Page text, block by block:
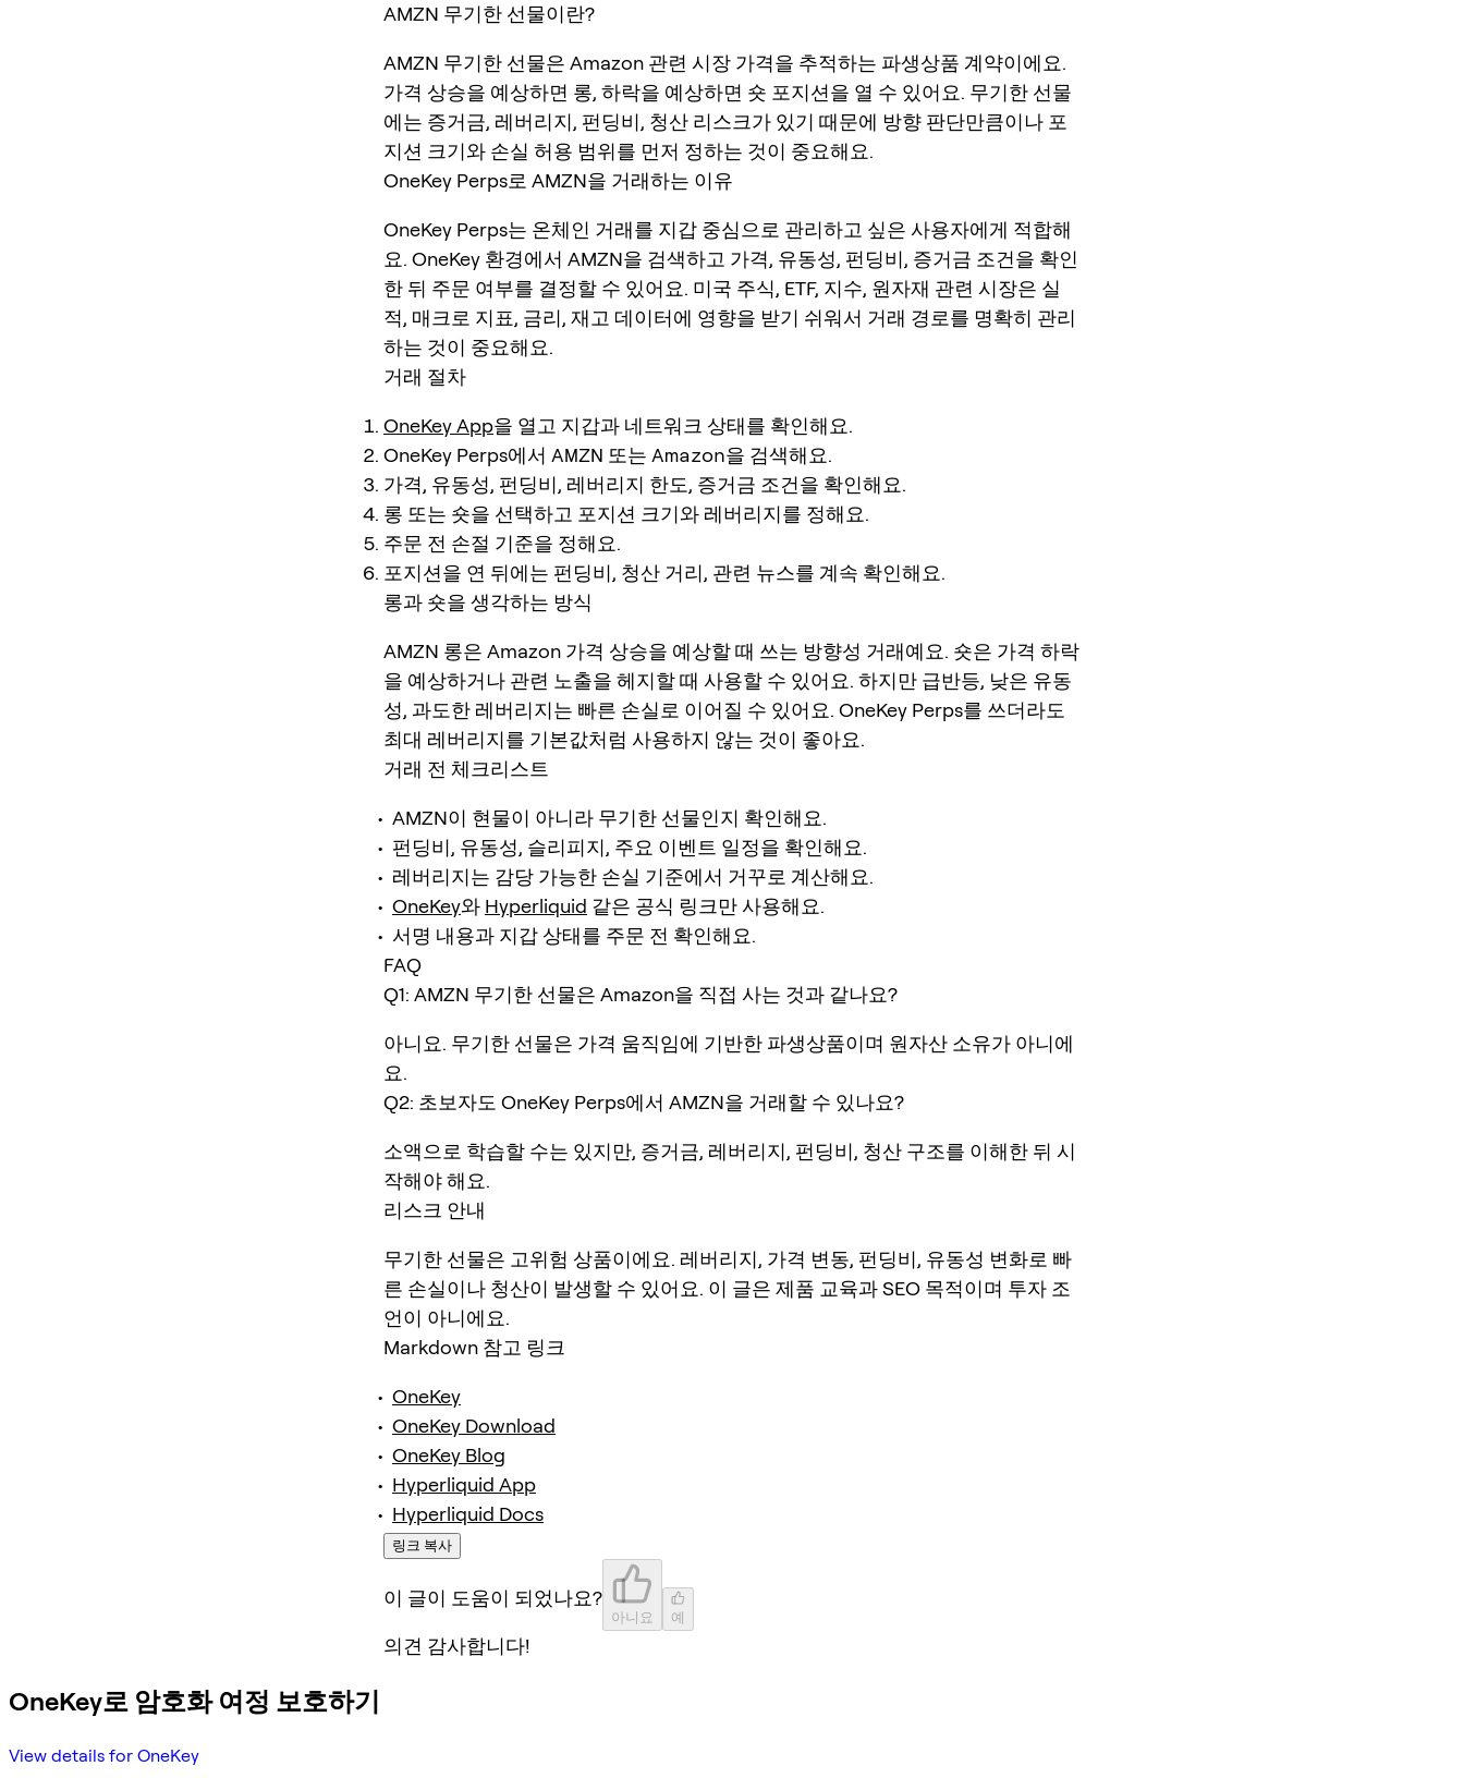
AMZN 무기한 선물이란?
AMZN 무기한 선물은 Amazon 관련 시장 가격을 추적하는 파생상품 계약이에요.
가격 상승을 예상하면 롱, 하락을 예상하면 숏 포지션을 열 수 있어요. 무기한 선물
에는 증거금, 레버리지, 펀딩비, 청산 리스크가 있기 때문에 방향 판단만큼이나 포
지션 크기와 손실 허용 범위를 먼저 정하는 것이 중요해요.
OneKey Perps로 AMZN을 거래하는 이유
OneKey Perps는 온체인 거래를 지갑 중심으로 관리하고 싶은 사용자에게 적합해
요. OneKey 환경에서 AMZN을 검색하고 가격, 유동성, 펀딩비, 증거금 조건을 확인
한 뒤 주문 여부를 결정할 수 있어요. 미국 주식, ETF, 지수, 원자재 관련 시장은 실
적, 매크로 지표, 금리, 재고 데이터에 영향을 받기 쉬워서 거래 경로를 명확히 관리
하는 것이 중요해요.
거래 절차
OneKey App을 열고 지갑과 네트워크 상태를 확인해요.
OneKey Perps에서 AMZN 또는 Amazon을 검색해요.
가격, 유동성, 펀딩비, 레버리지 한도, 증거금 조건을 확인해요.
롱 또는 숏을 선택하고 포지션 크기와 레버리지를 정해요.
주문 전 손절 기준을 정해요.
포지션을 연 뒤에는 펀딩비, 청산 거리, 관련 뉴스를 계속 확인해요.
롱과 숏을 생각하는 방식
AMZN 롱은 Amazon 가격 상승을 예상할 때 쓰는 방향성 거래예요. 숏은 가격 하락
을 예상하거나 관련 노출을 헤지할 때 사용할 수 있어요. 하지만 급반등, 낮은 유동
성, 과도한 레버리지는 빠른 손실로 이어질 수 있어요. OneKey Perps를 쓰더라도
최대 레버리지를 기본값처럼 사용하지 않는 것이 좋아요.
거래 전 체크리스트
AMZN이 현물이 아니라 무기한 선물인지 확인해요.
펀딩비, 유동성, 슬리피지, 주요 이벤트 일정을 확인해요.
레버리지는 감당 가능한 손실 기준에서 거꾸로 계산해요.
OneKey와 Hyperliquid 같은 공식 링크만 사용해요.
서명 내용과 지갑 상태를 주문 전 확인해요.
FAQ
Q1: AMZN 무기한 선물은 Amazon을 직접 사는 것과 같나요?
아니요. 무기한 선물은 가격 움직임에 기반한 파생상품이며 원자산 소유가 아니에
요.
Q2: 초보자도 OneKey Perps에서 AMZN을 거래할 수 있나요?
소액으로 학습할 수는 있지만, 증거금, 레버리지, 펀딩비, 청산 구조를 이해한 뒤 시
작해야 해요.
리스크 안내
무기한 선물은 고위험 상품이에요. 레버리지, 가격 변동, 펀딩비, 유동성 변화로 빠
른 손실이나 청산이 발생할 수 있어요. 이 글은 제품 교육과 SEO 목적이며 투자 조
언이 아니에요.
Markdown 참고 링크
OneKey
OneKey Download
OneKey Blog
Hyperliquid App
Hyperliquid Docs
링크 복사
이 글이 도움이 되었나요?
아니요 예
의견 감사합니다!
OneKey로 암호화 여정 보호하기
View details for OneKey